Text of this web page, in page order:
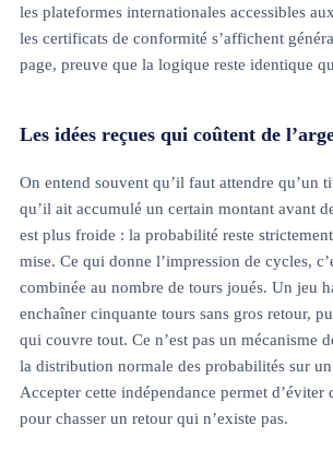
les plateformes internationales accessibles
les certificats de conformité s’affichent
page, preuve que la logique reste identique
Les idées reçues qui coûtent de
On entend souvent qu’il faut attendre qu’un
qu’il ait accumulé un certain montant avant
est plus froide : la probabilité reste
mise. Ce qui donne l’impression de cycles,
combinée au nombre de tours joués. Un jeu
enchaîner cinquante tours sans gros retour,
qui couvre tout. Ce n’est pas un mécanisme
la distribution normale des probabilités sur
Accepter cette indépendance permet d’éviter
pour chasser un retour qui n’existe pas.